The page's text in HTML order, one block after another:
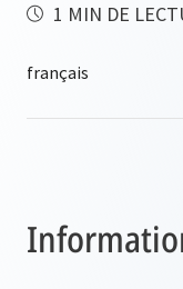
1 MIN DE